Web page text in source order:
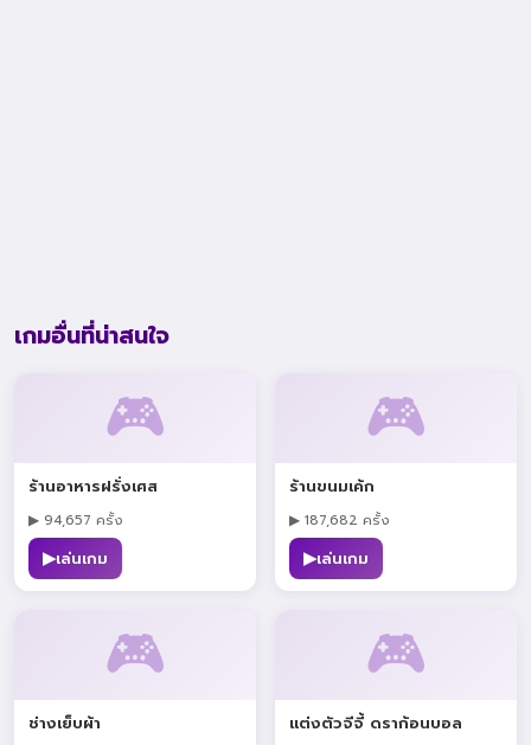
เกมอื่นที่น่าสนใจ
🎮
ร้านอาหารฝรั่งเศส
▶ 94,657 ครั้ง
▶เล่นเกม
🎮
ร้านขนมเค้ก
▶ 187,682 ครั้ง
▶เล่นเกม
🎮
ช่างเย็บผ้า
🎮
แต่งตัวจีจี้ ดราก้อนบอล